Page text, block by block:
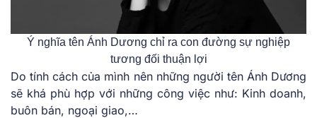
Ý nghĩa tên Ánh Dương chỉ ra con đường sự nghiệp
tương đối thuận lợi
Do tính cách của mình nên những người tên Ánh Dương
sẽ khá phù hợp với những công việc như: Kinh doanh,
buôn bán, ngoại giao,…